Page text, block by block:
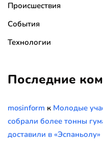
Происшествия
События
Технологии
Последние
mosinform к Молодые
собрали более тонны
доставили в «Эспаньолу»